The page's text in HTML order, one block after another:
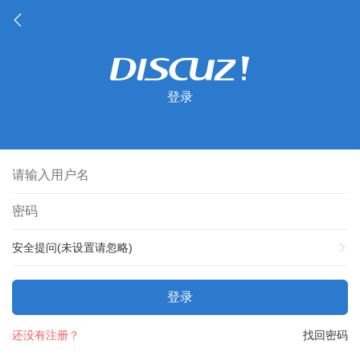
登录
安全提问(未设置请忽略)
登录
找回密码
还没有注册？